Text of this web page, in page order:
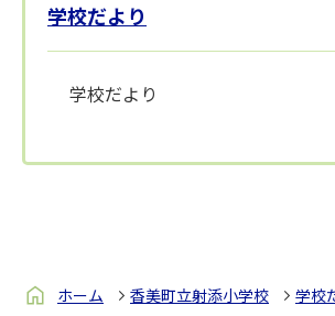
学校だより
学校だより
ホーム 香美町立射添小学校 学校